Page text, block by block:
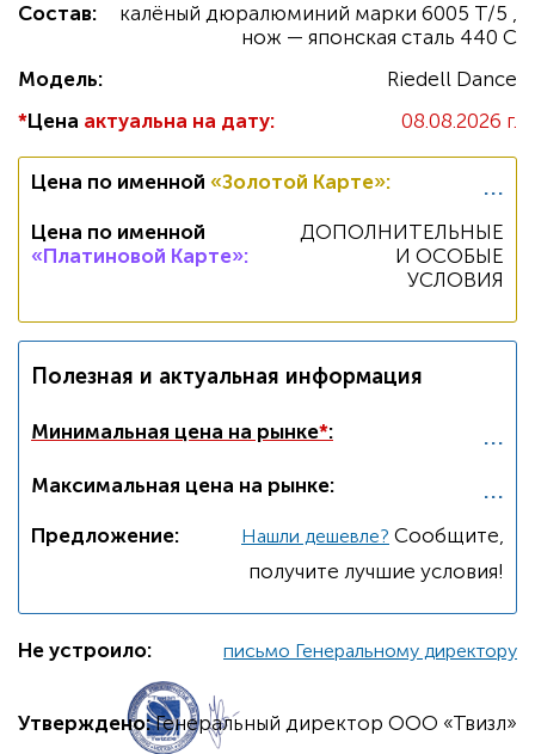
Состав:
калёный дюралюминий марки 6005 T/5 ,
нож — японская сталь 440 C
Модель:
Riedell Dance
*Цена актуальна на дату: 08.08.2026 г.
Цена по именной «Золотой Карте»: ...
Цена по именной
«Платиновой Карте»:
ДОПОЛНИТЕЛЬНЫЕ
И ОСОБЫЕ
УСЛОВИЯ
Полезная и актуальная информация
Минимальная цена на рынке*: ...
Максимальная цена на рынке: ...
Предложение: Нашли дешевле? Cообщите,
получите лучшие условия!
Не устроило: письмо Генеральному директору
Утверждено: Генеральный директор ООО «Твизл»